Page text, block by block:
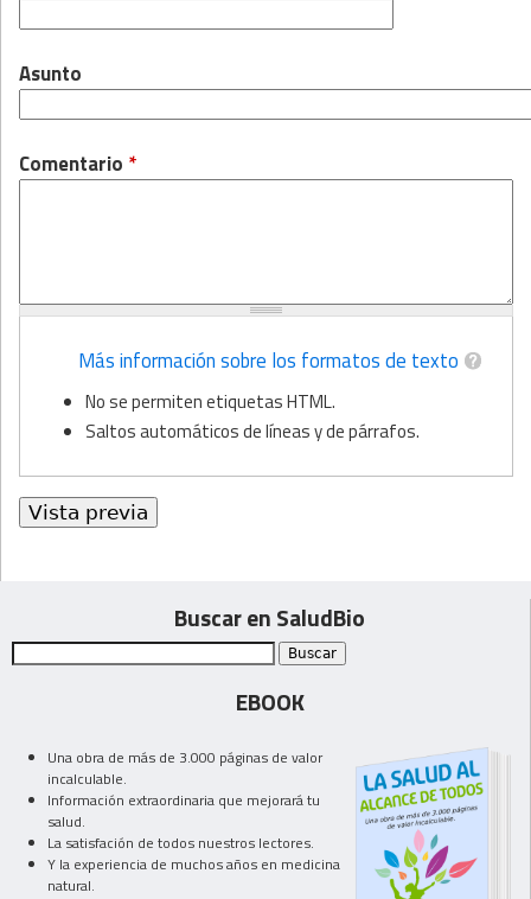
Asunto
Comentario *
Más información sobre los formatos de texto
No se permiten etiquetas HTML.
Saltos automáticos de líneas y de párrafos.
Buscar en SaludBio
EBOOK
Una obra de más de 3.000 páginas de valor
incalculable.
Información extraordinaria que mejorará tu
salud.
La satisfación de todos nuestros lectores.
Y la experiencia de muchos años en medicina
natural.